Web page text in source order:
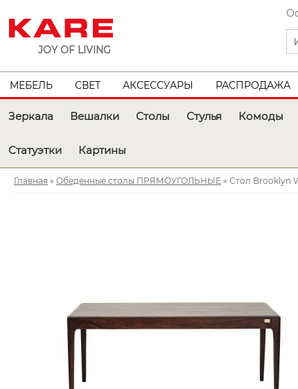
JOY OF LIVING
МЕБЕЛЬ СВЕТ АКСЕССУАРЫ РАСПРОДАЖА
Зеркала Вешалки Столы Стулья Комоды
Статуэтки Картины
Главная » Обеденные столы ПРЯМОУГОЛЬНЫЕ » Стол Brooklyn